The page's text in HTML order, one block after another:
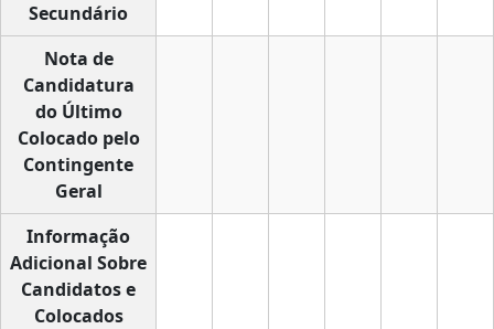
Secundário
Nota de
Candidatura
do Último
Colocado pelo
Contingente
Geral
Informação
Adicional Sobre
Candidatos e
Colocados